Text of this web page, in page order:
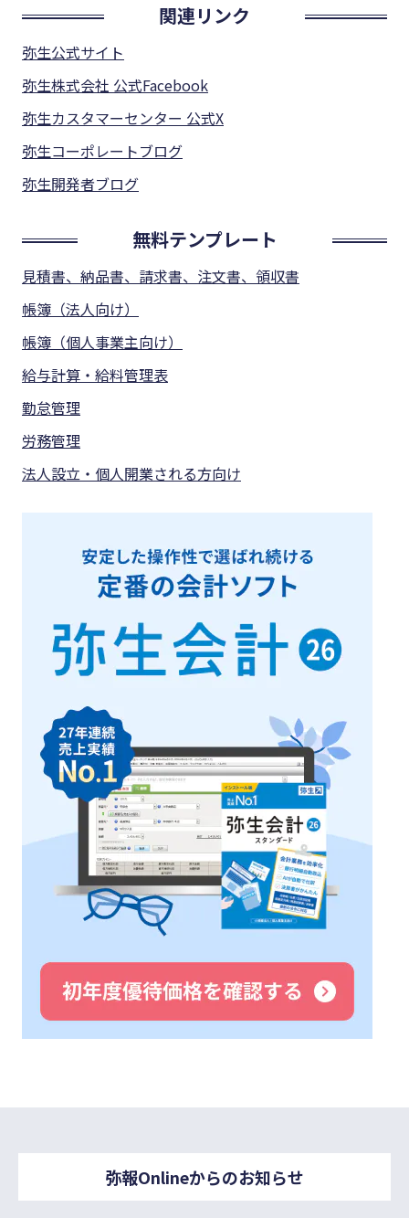
関連リンク
弥生公式サイト
弥生株式会社 公式Facebook
弥生カスタマーセンター 公式X
弥生コーポレートブログ
弥生開発者ブログ
無料テンプレート
見積書、納品書、請求書、注文書、領収書
帳簿（法人向け）
帳簿（個人事業主向け）
給与計算・給料管理表
勤怠管理
労務管理
法人設立・個人開業される方向け
弥報Onlineからのお知らせ